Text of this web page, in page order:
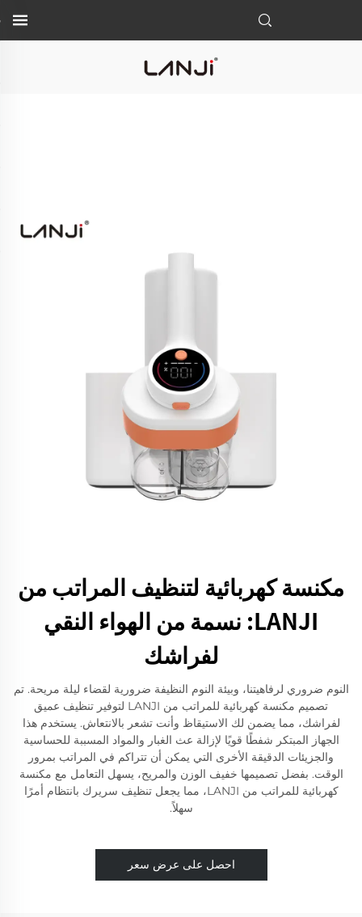
مكنسة كهربائية لتنظيف المراتب من
LANJI: نسمة من الهواء النقي
لفراشك
النوم ضروري لرفاهيتنا، وبيئة النوم النظيفة ضرورية لقضاء ليلة مريحة. تم
تصميم مكنسة كهربائية للمراتب من LANJI لتوفير تنظيف عميق
لفراشك، مما يضمن لك الاستيقاظ وأنت تشعر بالانتعاش. يستخدم هذا
الجهاز المبتكر شفطًا قويًا لإزالة عث الغبار والمواد المسببة للحساسية
والجزيئات الدقيقة الأخرى التي يمكن أن تتراكم في المراتب بمرور
الوقت. بفضل تصميمها خفيف الوزن والمريح، يسهل التعامل مع مكنسة
كهربائية للمراتب من LANJI، مما يجعل تنظيف سريرك بانتظام أمرًا
سهلاً.
احصل على عرض سعر